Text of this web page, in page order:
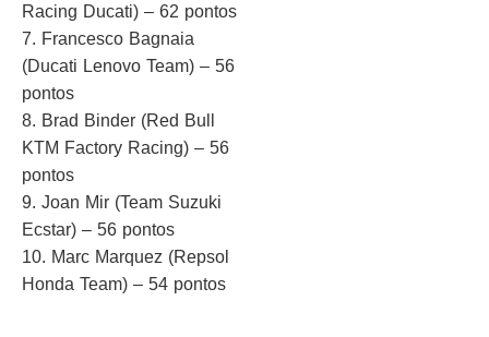
Racing Ducati) – 62 pontos
7. Francesco Bagnaia
(Ducati Lenovo Team) – 56
pontos
8. Brad Binder (Red Bull
KTM Factory Racing) – 56
pontos
9. Joan Mir (Team Suzuki
Ecstar) – 56 pontos
10. Marc Marquez (Repsol
Honda Team) – 54 pontos